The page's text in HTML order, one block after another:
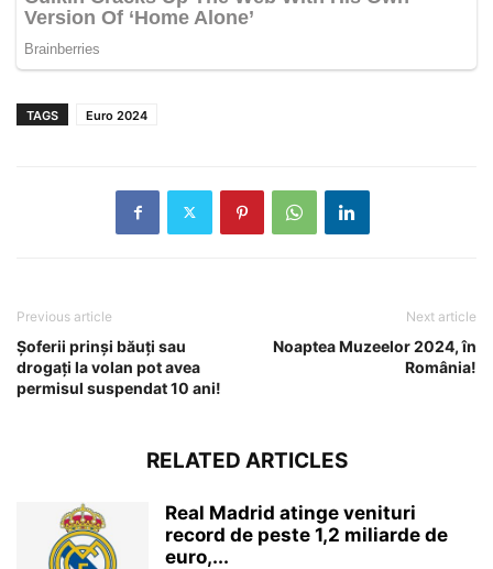
TAGS Euro 2024
Previous article
Șoferii prinși băuți sau
drogați la volan pot avea
permisul suspendat 10 ani!
Next article
Noaptea Muzeelor 2024, în
România!
RELATED ARTICLES
Real Madrid atinge venituri
record de peste 1,2 miliarde de
euro,...